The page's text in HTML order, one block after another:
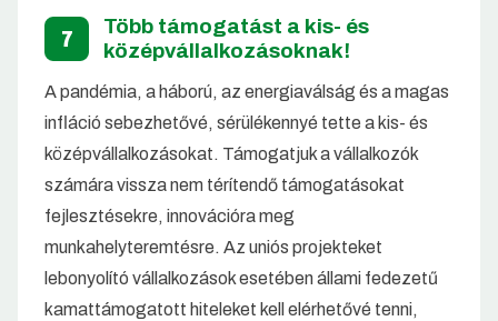
7
Több támogatást a kis- és
középvállalkozásoknak!
A pandémia, a háború, az energiaválság és a magas
infláció sebezhetővé, sérülékennyé tette a kis- és
középvállalkozásokat. Támogatjuk a vállalkozók
számára vissza nem térítendő támogatásokat
fejlesztésekre, innovációra meg
munkahelyteremtésre. Az uniós projekteket
lebonyolító vállalkozások esetében állami fedezetű
kamattámogatott hiteleket kell elérhetővé tenni,